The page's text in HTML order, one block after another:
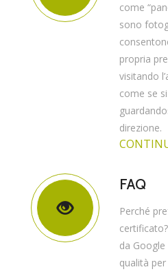
come
sono
propria
visitando
come se
direzione.
FAQ
Perché
da
qualità